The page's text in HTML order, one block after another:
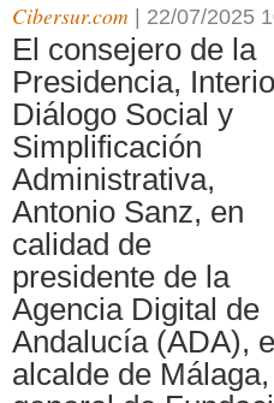
Cibersur.com 22/07/2025
El consejero de la
Presidencia,
Diálogo Social y
Simplificación
Administrativa,
Antonio Sanz, en
calidad de
presidente de la
Agencia Digital de
Andalucía (ADA), el
alcalde de